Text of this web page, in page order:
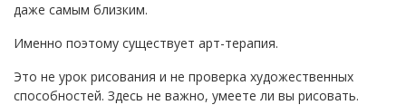
даже самым близким.
Именно поэтому существует арт-терапия.
Это не урок рисования и не проверка художественных
способностей. Здесь не важно, умеете ли вы рисовать.